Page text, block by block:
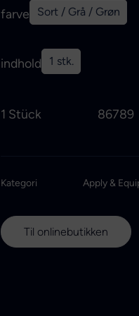
farve Sort / Grå / Grøn
indhold 1 stk.
1 Stück 86789
Kategori Apply &
Til onlinebutikken